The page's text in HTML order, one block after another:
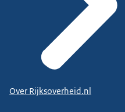
Over Rijksoverheid.nl